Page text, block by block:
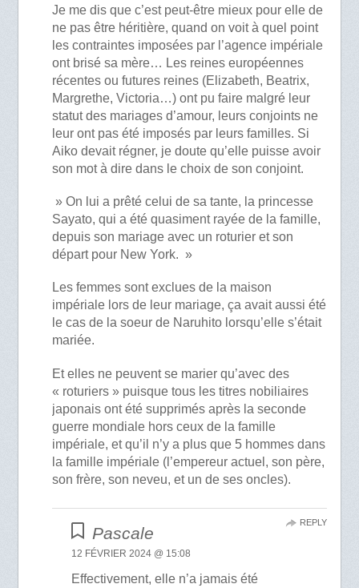
Je me dis que c’est peut-être mieux pour elle de
ne pas être héritière, quand on voit à quel point
les contraintes imposées par l’agence impériale
ont brisé sa mère… Les reines européennes
récentes ou futures reines (Elizabeth, Beatrix,
Margrethe, Victoria…) ont pu faire malgré leur
statut des mariages d’amour, leurs conjoints ne
leur ont pas été imposés par leurs familles. Si
Aiko devait régner, je doute qu’elle puisse avoir
son mot à dire dans le choix de son conjoint.
» On lui a prêté celui de sa tante, la princesse
Sayato, qui a été quasiment rayée de la famille,
depuis son mariage avec un roturier et son
départ pour New York. »
Les femmes sont exclues de la maison
impériale lors de leur mariage, ça avait aussi été
le cas de la soeur de Naruhito lorsqu’elle s’était
mariée.
Et elles ne peuvent se marier qu’avec des
« roturiers » puisque tous les titres nobiliaires
japonais ont été supprimés après la seconde
guerre mondiale hors ceux de la famille
impériale, et qu’il n’y a plus que 5 hommes dans
la famille impériale (l’empereur actuel, son père,
son frère, son neveu, et un de ses oncles).
Pascale
12 FÉVRIER 2024 @ 15:08
Effectivement, elle n’a jamais été
REPLY